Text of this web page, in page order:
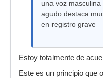
una voz
agudo destaca
en registro grave
Estoy totalmente de
Este es un principio que